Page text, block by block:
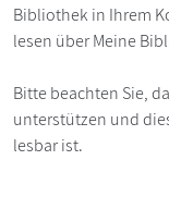
Bibliothek in Ihrem
lesen über Meine
Bitte beachten Sie,
unterstützen und
lesbar ist.